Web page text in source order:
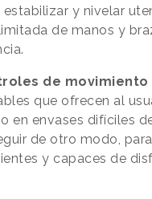
y nivelar
de manos y
de
que ofrecen al
en envases difíciles
de otro modo,
y capaces de